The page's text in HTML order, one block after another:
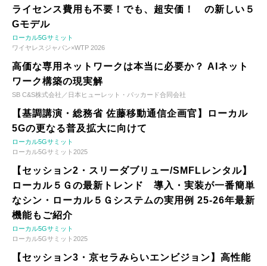
ライセンス費用も不要！でも、超安価！ の新しい５
Gモデル
ローカル5Gサミット
ワイヤレスジャパン×WTP 2026
高価な専用ネットワークは本当に必要か？ AIネット
ワーク構築の現実解
SB C&S株式会社／日本ヒューレット・パッカード合同会社
【基調講演・総務省 佐藤移動通信企画官】ローカル
5Gの更なる普及拡大に向けて
ローカル5Gサミット
ローカル5Gサミット2025
【セッション2・スリーダブリュー/SMFLレンタル】
ローカル５Ｇの最新トレンド 導入・実装が一番簡単
なシン・ローカル５Ｇシステムの実用例 25-26年最新
機能もご紹介
ローカル5Gサミット
ローカル5Gサミット2025
【セッション3・京セラみらいエンビジョン】高性能